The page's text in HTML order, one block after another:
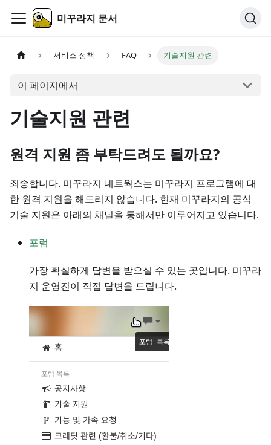
미꾸라지 문서
서비스 정책 FAQ 기술지원 관련
이 페이지에서
기술지원 관련
원격 지원 좀 부탁드려도 될까요?
죄송합니다. 미꾸라지 네트웍스는 미꾸라지 프로그램에 대
한 원격 지원을 해드리지 않습니다. 현재 미꾸라지의 공식
기술 지원은 아래의 채널을 통해서만 이루어지고 있습니다.
포럼
가장 확실하게 답변을 받으실 수 있는 곳입니다. 미꾸라
지 운영진이 직접 답변을 드립니다.